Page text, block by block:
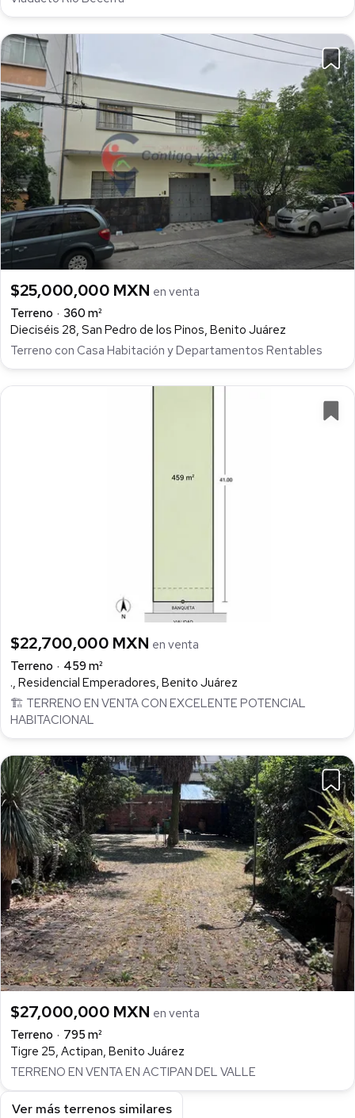
$25,000,000 MXN en venta
Terreno
360 m²
Dieciséis 28, San Pedro de los Pinos, Benito Juárez
Terreno con Casa Habitación y Departamentos Rentables
$22,700,000 MXN en venta
Terreno
459 m²
., Residencial Emperadores, Benito Juárez
🏗️ TERRENO EN VENTA CON EXCELENTE POTENCIAL
HABITACIONAL
$27,000,000 MXN en venta
Terreno
795 m²
Tigre 25, Actipan, Benito Juárez
TERRENO EN VENTA EN ACTIPAN DEL VALLE
Ver más terrenos similares